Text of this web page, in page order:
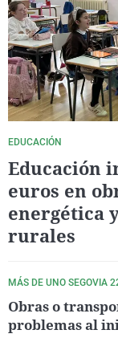
EDUCACIÓN
Educación
euros en
energética
rurales
MÁS DE UNO SEGOVIA
Obras o
problemas al